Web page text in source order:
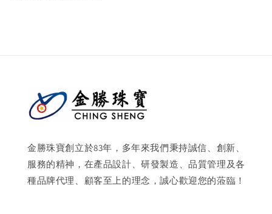
金勝珠寶創立於83年，多年來我們秉持誠信、創新、
服務的精神，在產品設計、研發製造、品質管理及各
種品牌代理、顧客至上的理念，誠心歡迎您的蒞臨！